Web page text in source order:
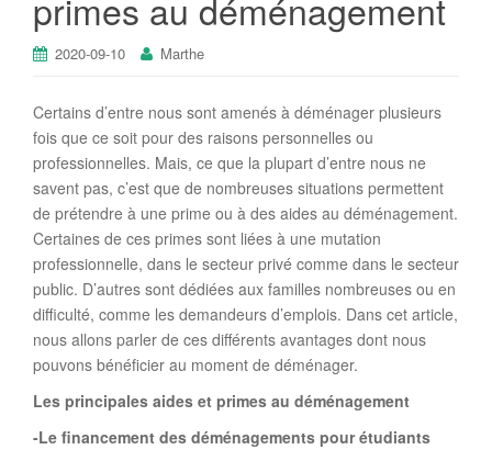
2020-09-10 Marthe
Certains d’entre nous sont amenés à déménager plusieurs
fois que ce soit pour des raisons personnelles ou
professionnelles. Mais, ce que la plupart d’entre nous ne
savent pas, c’est que de nombreuses situations permettent
de prétendre à une prime ou à des aides au déménagement.
Certaines de ces primes sont liées à une mutation
professionnelle, dans le secteur privé comme dans le secteur
public. D’autres sont dédiées aux familles nombreuses ou en
difficulté, comme les demandeurs d’emplois. Dans cet article,
nous allons parler de ces différents avantages dont nous
pouvons bénéficier au moment de déménager.
Les principales aides et primes au déménagement
-Le financement des déménagements pour étudiants